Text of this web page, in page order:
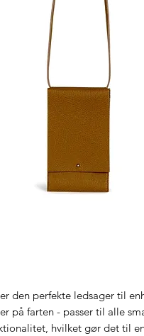
den perfekte ledsager til
på farten - passer til alle
hvilket gør det til